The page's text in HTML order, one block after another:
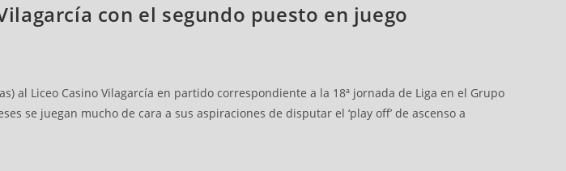
con el segundo puesto en juego
al Liceo Casino Vilagarcía en partido correspondiente a la 18ª jornada de Liga en el Grupo
se juegan mucho de cara a sus aspiraciones de disputar el ‘play off’ de ascenso a